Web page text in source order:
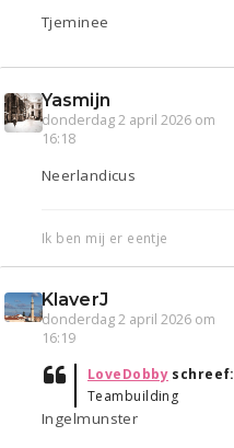
Tjeminee
Yasmijn
donderdag 2 april 2026 om
16:18
Neerlandicus
Ik ben mij er eentje
KlaverJ
donderdag 2 april 2026 om
16:19
LoveDobbyschreef:
Teambuilding
Ingelmunster